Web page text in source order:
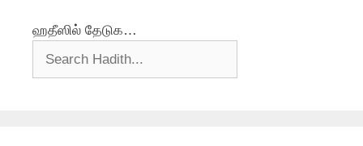
ஹதீஸில் தேடுக…